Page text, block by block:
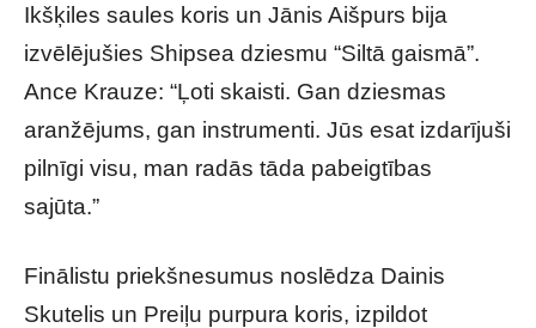
Ikšķiles saules koris un Jānis Aišpurs bija
izvēlējušies Shipsea dziesmu “Siltā gaismā”.
Ance Krauze: “Ļoti skaisti. Gan dziesmas
aranžējums, gan instrumenti. Jūs esat izdarījuši
pilnīgi visu, man radās tāda pabeigtības
sajūta.”
Finālistu priekšnesumus noslēdza Dainis
Skutelis un Preiļu purpura koris, izpildot